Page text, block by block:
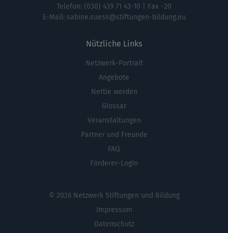
Telefon: (030) 439 71 43-10 | Fax -20
E-Mail: sabine.suess@stiftungen-bildung.eu
Nützliche Links
Fußbereichsmenü
Netzwerk-Portrait
Angebote
Nettie werden
Glossar
Veranstaltungen
Partner und Freunde
FAQ
Förderer-Login
© 2026 Netzwerk Stiftungen und Bildung
Impressum
Datenschutz